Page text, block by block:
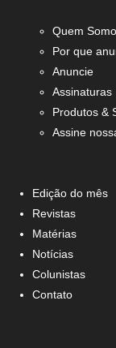
Quem
Por que
Anuncie
Assinaturas
Produtos &
Assine
Edição do mês
Revistas
Matérias
Notícias
Colunistas
Contato